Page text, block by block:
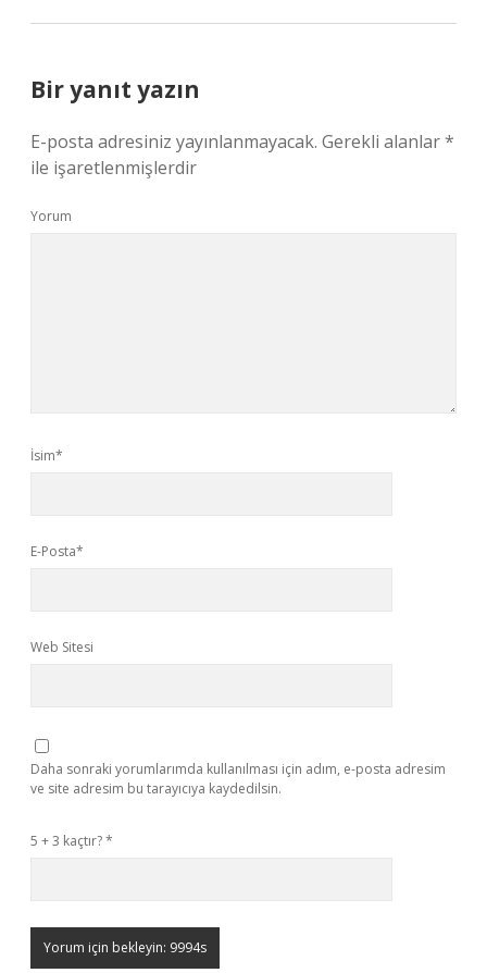
Bir yanıt yazın
E-posta adresiniz yayınlanmayacak. Gerekli alanlar*
ile işaretlenmişlerdir
Yorum
İsim*
E-Posta*
Web Sitesi
Daha sonraki yorumlarımda kullanılması için adım, e-posta adresim
ve site adresim bu tarayıcıya kaydedilsin.
5 + 3 kaçtır?*